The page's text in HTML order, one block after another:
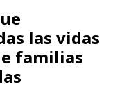
las vidas
familias